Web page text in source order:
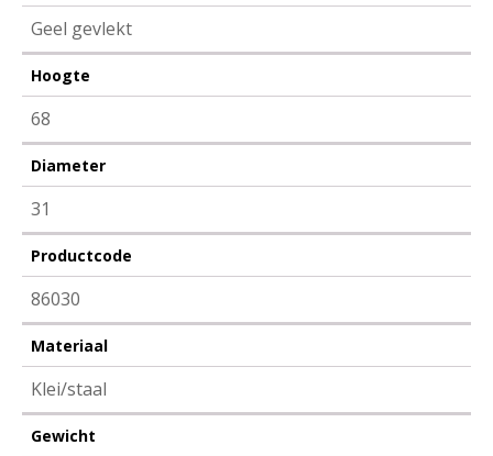
Geel gevlekt
Hoogte
68
Diameter
31
Productcode
86030
Materiaal
Klei/staal
Gewicht